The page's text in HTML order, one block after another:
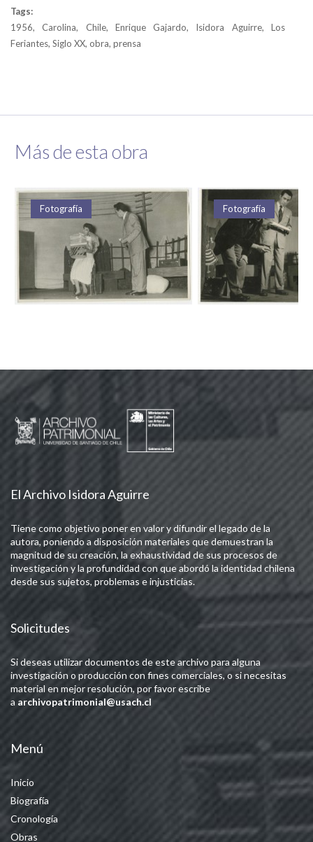
Tags:
1956, Carolina, Chile, Enrique Gajardo, Isidora Aguirre, Los
Feriantes, Siglo XX, obra, prensa
Más de esta obra
Fotografía Fotografía
El Archivo Isidora Aguirre
Tiene como objetivo poner en valor y difundir el legado de la
autora, poniendo a disposición materiales que demuestran la
magnitud de su creación, la exhaustividad de sus procesos de
investigación y la profundidad con que abordó la identidad chilena
desde sus sujetos, problemas e injusticias.
Solicitudes
Si deseas utilizar documentos de este archivo para alguna
investigación o producción con fines comerciales, o si necesitas
material en mejor resolución, por favor escribe
a archivopatrimonial@usach.cl
Menú
Inicio
Biografía
Cronología
Obras